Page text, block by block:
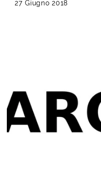
27 Giugno 2018